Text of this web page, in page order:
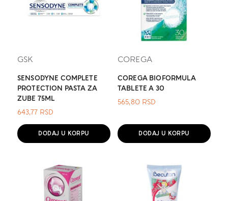
GSK
SENSODYNE COMPLETE
PROTECTION PASTA ZA
ZUBE 75ML
643,77 RSD
DODAJ U KORPU
COREGA
COREGA BIOFORMULA
TABLETE A 30
565,80 RSD
DODAJ U KORPU